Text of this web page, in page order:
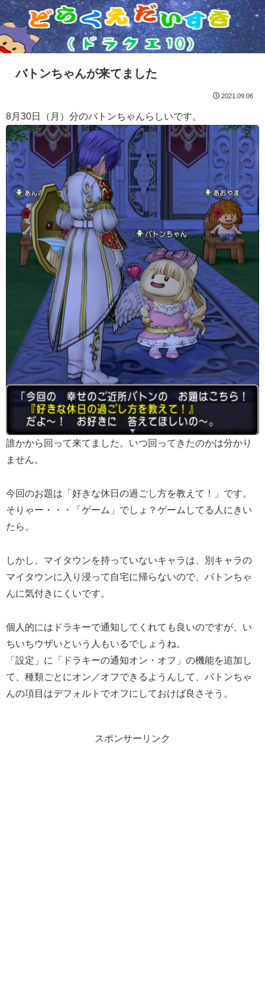
バトンちゃんが来てました
2021.09.06
8月30日（月）分のバトンちゃんらしいです。
誰かから回って来てました。いつ回ってきたのかは分かり
ません。
今回のお題は「好きな休日の過ごし方を教えて！」です。
そりゃー・・・「ゲーム」でしょ？ゲームしてる人にきい
たら。
しかし、マイタウンを持っていないキャラは、別キャラの
マイタウンに入り浸って自宅に帰らないので、バトンちゃ
んに気付きにくいです。
個人的にはドラキーで通知してくれても良いのですが、い
ちいちウザいという人もいるでしょうね。
「設定」に「ドラキーの通知オン・オフ」の機能を追加し
て、種類ごとにオン／オフできるようんして、バトンちゃ
んの項目はデフォルトでオフにしておけば良さそう。
スポンサーリンク